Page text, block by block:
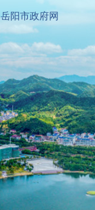
岳阳市政府网